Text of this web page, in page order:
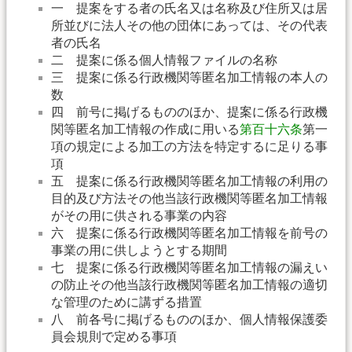
一 提案をする者の氏名又は名称及び住所又は居
所並びに法人その他の団体にあっては、その代表
者の氏名
二 提案に係る個人情報ファイルの名称
三 提案に係る行政機関等匿名加工情報の本人の
数
四 前号に掲げるもののほか、提案に係る行政機
関等匿名加工情報の作成に用いる第百十六条第一
項の規定による加工の方法を特定するに足りる事
項
五 提案に係る行政機関等匿名加工情報の利用の
目的及び方法その他当該行政機関等匿名加工情報
がその用に供される事業の内容
六 提案に係る行政機関等匿名加工情報を前号の
事業の用に供しようとする期間
七 提案に係る行政機関等匿名加工情報の漏えい
の防止その他当該行政機関等匿名加工情報の適切
な管理のために講ずる措置
八 前各号に掲げるもののほか、個人情報保護委
員会規則で定める事項